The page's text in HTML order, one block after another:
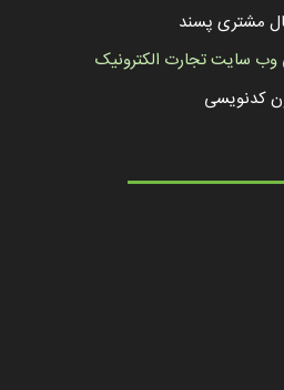
مشتری پسند
وب سایت تجارت الکترونیک
کدنویسی